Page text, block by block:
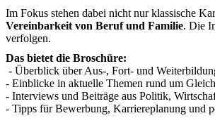
Im Fokus stehen dabei nicht nur klassische
Vereinbarkeit von Beruf und Familie. Die
verfolgen.
Das bietet die Broschüre:
- Überblick über Aus-, Fort- und
- Einblicke in aktuelle Themen rund um
- Interviews und Beiträge aus Politik,
- Tipps für Bewerbung, Karriereplanung und